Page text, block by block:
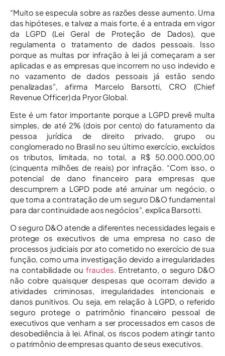
“Muito se especula sobre as razões desse aumento. Uma
das hipóteses, e talvez a mais forte, é a entrada em vigor
da LGPD (Lei Geral de Proteção de Dados), que
regulamenta o tratamento de dados pessoais. Isso
porque as multas por infração à lei já começaram a ser
aplicadas e as empresas que incorrem no uso indevido e
no vazamento de dados pessoais já estão sendo
penalizadas”, afirma Marcelo Barsotti, CRO (Chief
Revenue Officer) da Pryor Global.
Este é um fator importante porque a LGPD prevê multa
simples, de até 2% (dois por cento) do faturamento da
pessoa jurídica de direito privado, grupo ou
conglomerado no Brasil no seu último exercício, excluídos
os tributos, limitada, no total, a R$ 50.000.000,00
(cinquenta milhões de reais) por infração. “Com isso, o
potencial de dano financeiro para empresas que
descumprem a LGPD pode até arruinar um negócio, o
que torna a contratação de um seguro D&O fundamental
para dar continuidade aos negócios”, explica Barsotti.
O seguro D&O atende a diferentes necessidades legais e
protege os executivos de uma empresa no caso de
processos judiciais por ato cometido no exercício de sua
função, como uma investigação devido a irregularidades
na contabilidade oufraudes. Entretanto, o seguro D&O
não cobre quaisquer despesas que ocorram devido a
atividades criminosas, irregularidades intencionais e
danos punitivos. Ou seja, em relação à LGPD, o referido
seguro protege o patrimônio financeiro pessoal de
executivos que venham a ser processados em casos de
desobediência à lei. Afinal, os riscos podem atingir tanto
o patrimônio de empresas quanto de seus executivos.